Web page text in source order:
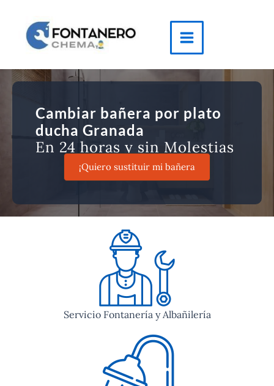
contenido
Main
Menu
Cambiar bañera por plato
ducha Granada
En 24 horas y sin Molestias
¡Quiero sustituir mi bañera
Servicio Fontanería y Albañilería